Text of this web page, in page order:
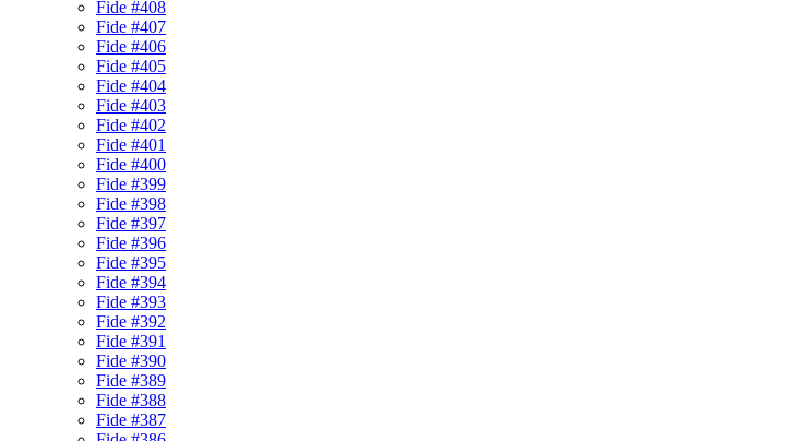
Fide #408
Fide #407
Fide #406
Fide #405
Fide #404
Fide #403
Fide #402
Fide #401
Fide #400
Fide #399
Fide #398
Fide #397
Fide #396
Fide #395
Fide #394
Fide #393
Fide #392
Fide #391
Fide #390
Fide #389
Fide #388
Fide #387